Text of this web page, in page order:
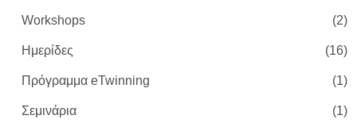
Workshops (2)
Ημερίδες (16)
Πρόγραμμα eTwinning (1)
Σεμινάρια (1)